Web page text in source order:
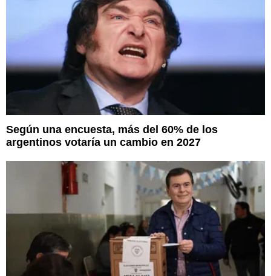
Según una encuesta, más del 60% de los
argentinos votaría un cambio en 2027